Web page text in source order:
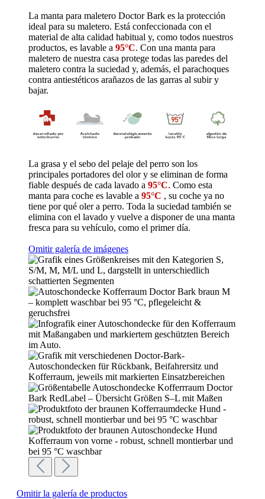
La manta para maletero Doctor Bark es la protección
ideal para su maletero. Está confeccionada con el
material de alta calidad habitual y, como todos nuestros
productos, es lavable a 95°C. Con una manta para
maletero de nuestra casa protege todas las paredes del
maletero contra la suciedad y, además, el parachoques
contra antiestéticos arañazos de las garras al subir y
bajar.
La grasa y el sebo del pelaje del perro son los
principales portadores del olor y se eliminan de forma
fiable después de cada lavado a 95°C. Como esta
manta para coche es lavable a 95°C , su coche ya no
tiene por qué oler a perro. Toda la suciedad también se
elimina con el lavado y vuelve a disponer de una manta
fresca para su vehículo, como el primer día.
Omitir galería de imágenes
Omitir la galería de productos